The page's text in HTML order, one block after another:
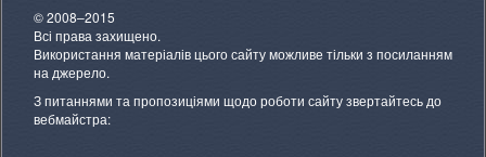
© 2008–2015
Всі права захищено.
Використання матеріалів цього сайту можливе тільки з посиланням
на джерело.
З питаннями та пропозиціями щодо роботи сайту звертайтесь до
вебмайстра: